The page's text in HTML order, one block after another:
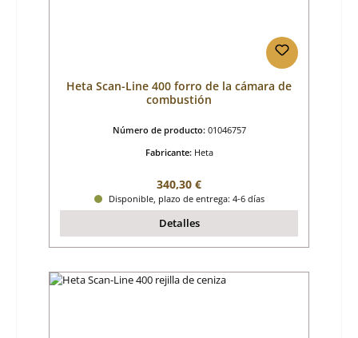
Heta Scan-Line 400 forro de la cámara de
combustión
Número de producto: 01046757
Fabricante: Heta
Precio normal:
340,30 €
Disponible, plazo de entrega: 4-6 días
Detalles